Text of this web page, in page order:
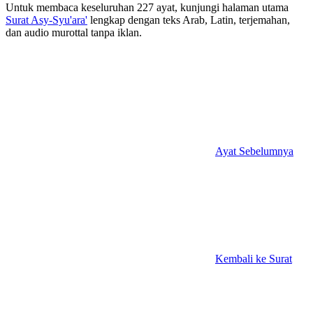
Untuk membaca keseluruhan 227 ayat, kunjungi halaman utama
Surat Asy-Syu'ara' lengkap dengan teks Arab, Latin, terjemahan,
dan audio murottal tanpa iklan.
Ayat Sebelumnya
Kembali ke Surat